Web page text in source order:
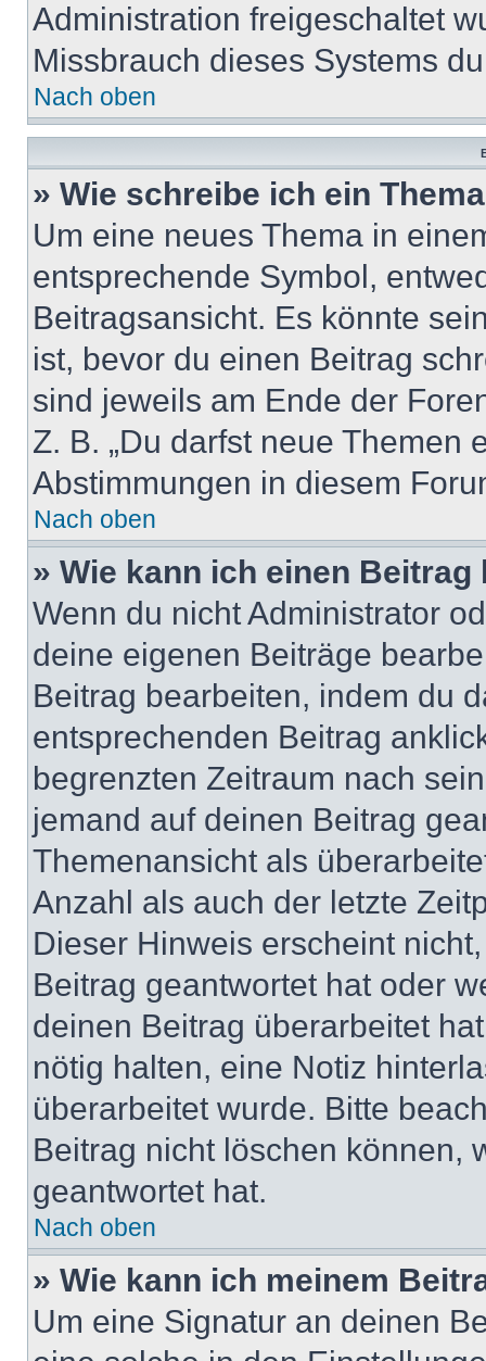
Administration freigeschaltet
Missbrauch dieses Systems
Nach oben
» Wie schreibe ich ein
Um eine neues Thema in
entsprechende Symbol,
Beitragsansicht. Es könnte
ist, bevor du einen Beitrag
sind jeweils am Ende der
Z. B. „Du darfst neue Themen
Abstimmungen in diesem
Nach oben
» Wie kann ich einen
Wenn du nicht Administrator
deine eigenen Beiträge
Beitrag bearbeiten, indem du
entsprechenden Beitrag
begrenzten Zeitraum nach
jemand auf deinen Beitrag
Themenansicht als
Anzahl als auch der letzte
Dieser Hinweis erscheint
Beitrag geantwortet hat oder
deinen Beitrag überarbeitet
nötig halten, eine Notiz
überarbeitet wurde. Bitte
Beitrag nicht löschen können,
geantwortet hat.
Nach oben
» Wie kann ich meinem
Um eine Signatur an deinen